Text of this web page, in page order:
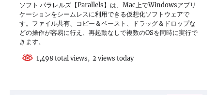
ソフト パラレルズ【Parallels】は、Mac上でWindowsアプリ
ケーションをシームレスに利用できる仮想化ソフトウェアで
す。ファイル共有、コピー＆ペースト、ドラッグ＆ドロップな
どの操作が容易に行え、再起動なしで複数のOSを同時に実行で
きます。
1,498 total views, 2 views today